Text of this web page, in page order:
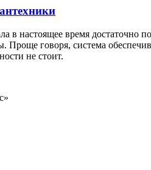
в настоящее время
Проще говоря, система
не стоит.